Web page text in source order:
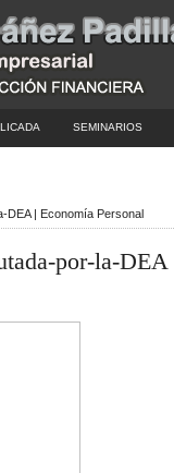
SEMINARIOS
DEA | Economía Personal
por-la-DEA